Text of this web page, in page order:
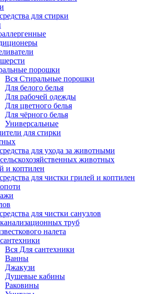
для стирки
порошки
Вся Стиральные порошки
Для белого белья
Для рабочей одежды
Для цветного белья
Для чёрного белья
Универсальные
для стирки
для ухода за животными
животных
и коптилен
для чистки грилей и коптилен
для чистки санузлов
труб
налета
Вся Для сантехники
Ванны
Джакузи
Душевые кабины
Раковины